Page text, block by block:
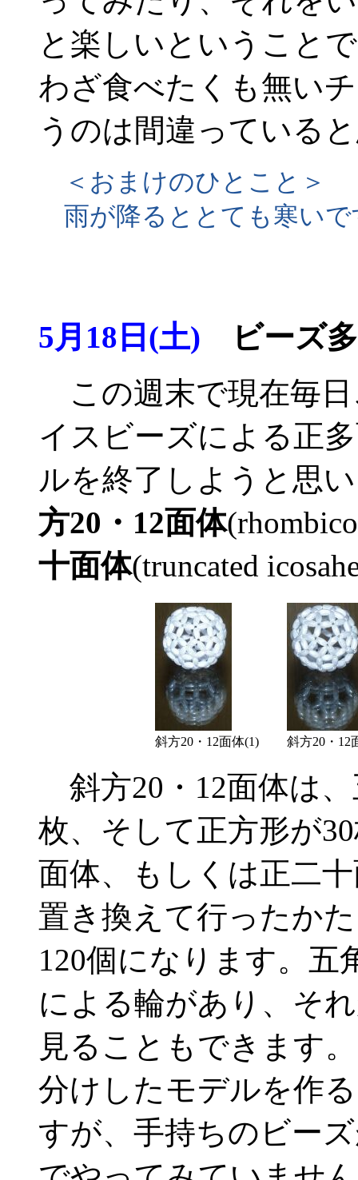
と楽しいということ
わざ食べたくも無い
うのは間違っている
＜おまけのひとこと＞
雨が降るととても寒いで
5月18日(土) ビーズ
この週末で現在毎
イスビーズによる正
ルを終了しようと思
方20・12面体
十面体(truncated
斜方20・12面体(1) 斜方20・12
斜方20・12面体は
枚、そして正方形が
面体、もしくは正二
置き換えて行ったか
120個になります。五
による輪があり、そ
見ることもできます
分けしたモデルを作
すが、手持ちのビー